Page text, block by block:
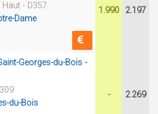
- D357
Dame
1.990 2.197
Georges-du-Bois -
du-Bois
- 2.269